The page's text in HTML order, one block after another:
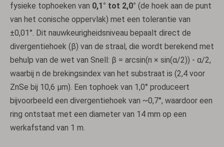
fysieke tophoeken van 0,1° tot 2,0° (de hoek aan de punt
van het conische oppervlak) met een tolerantie van
±0,01°. Dit nauwkeurigheidsniveau bepaalt direct de
divergentiehoek (β) van de straal, die wordt berekend met
behulp van de wet van Snell: β = arcsin(n × sin(α/2)) - α/2,
waarbij n de brekingsindex van het substraat is (2,4 voor
ZnSe bij 10,6 µm). Een tophoek van 1,0° produceert
bijvoorbeeld een divergentiehoek van ~0,7°, waardoor een
ring ontstaat met een diameter van 14 mm op een
werkafstand van 1 m.